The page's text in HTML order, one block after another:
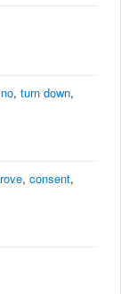
no, turn down,
, consent,